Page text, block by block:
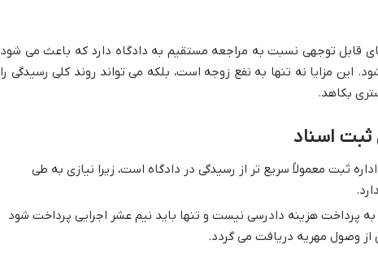
قابل توجهی نسبت به مراجعه مستقیم به دادگاه دارد که باعث می شود
این مزایا نه تنها به نفع زوجه است، بلکه می تواند روند کلی رسیدگی را
بکاهد.
ثبت اسناد
اداره ثبت معمولاً سریع تر از رسیدگی در دادگاه است، زیرا نیازی به طی
پرداخت هزینه دادرسی نیست و تنها باید نیم عشر اجرایی پرداخت شود
وصول مهریه دریافت می گردد.